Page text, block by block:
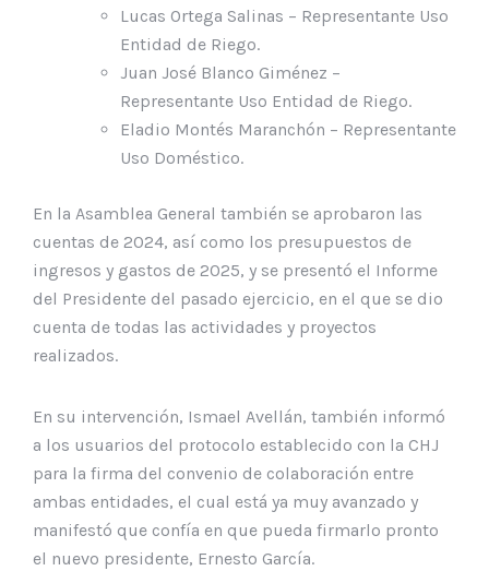
Lucas Ortega Salinas – Representante Uso
Entidad de Riego.
Juan José Blanco Giménez –
Representante Uso Entidad de Riego.
Eladio Montés Maranchón – Representante
Uso Doméstico.
En la Asamblea General también se aprobaron las
cuentas de 2024, así como los presupuestos de
ingresos y gastos de 2025, y se presentó el Informe
del Presidente del pasado ejercicio, en el que se dio
cuenta de todas las actividades y proyectos
realizados.
En su intervención, Ismael Avellán, también informó
a los usuarios del protocolo establecido con la CHJ
para la firma del convenio de colaboración entre
ambas entidades, el cual está ya muy avanzado y
manifestó que confía en que pueda firmarlo pronto
el nuevo presidente, Ernesto García.